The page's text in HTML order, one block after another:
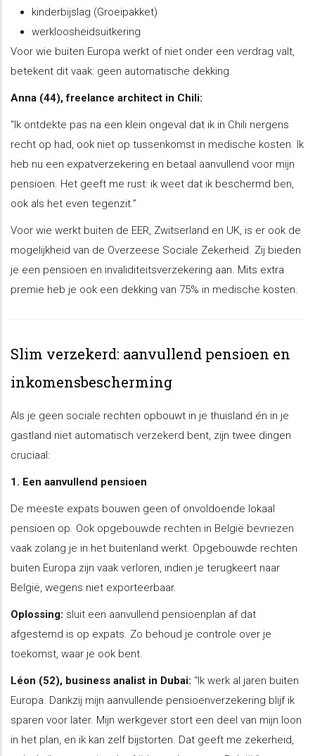
kinderbijslag (Groeipakket)
werkloosheidsuitkering
Voor wie buiten Europa werkt of niet onder een verdrag valt,
betekent dit vaak: geen automatische dekking.
Anna (44), freelance architect in Chili:
“Ik ontdekte pas na een klein ongeval dat ik in Chili nergens
recht op had, ook niet op tussenkomst in medische kosten. Ik
heb nu een expatverzekering en betaal aanvullend voor mijn
pensioen. Het geeft me rust: ik weet dat ik beschermd ben,
ook als het even tegenzit.”
Voor wie werkt buiten de EER, Zwitserland en UK, is er ook de
mogelijkheid van de Overzeese Sociale Zekerheid. Zij bieden
je een pensioen en invaliditeitsverzekering aan. Mits extra
premie heb je ook een dekking van 75% in medische kosten.
Slim verzekerd: aanvullend pensioen en
inkomensbescherming
Als je geen sociale rechten opbouwt in je thuisland én in je
gastland niet automatisch verzekerd bent, zijn twee dingen
cruciaal:
1. Een aanvullend pensioen
De meeste expats bouwen geen of onvoldoende lokaal
pensioen op. Ook opgebouwde rechten in België bevriezen
vaak zolang je in het buitenland werkt. Opgebouwde rechten
buiten Europa zijn vaak verloren, indien je terugkeert naar
België, wegens niet exporteerbaar.
Oplossing: sluit een aanvullend pensioenplan af dat
afgestemd is op expats. Zo behoud je controle over je
toekomst, waar je ook bent.
Léon (52), business analist in Dubai: “Ik werk al jaren buiten
Europa. Dankzij mijn aanvullende pensioenverzekering blijf ik
sparen voor later. Mijn werkgever stort een deel van mijn loon
in het plan, en ik kan zelf bijstorten. Dat geeft me zekerheid,